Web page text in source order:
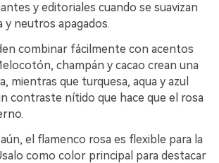
y editoriales cuando se suavizan
y neutros apagados.
combinar fácilmente con acentos
champán y cacao crean una
mientras que turquesa, aqua y azul
contraste nítido que hace que el rosa
el flamenco rosa es flexible para la
como color principal para destacar